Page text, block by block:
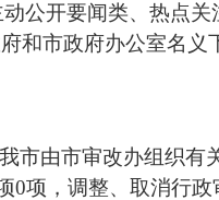
公开要闻类、热点
和市政府办公室名
市由市审改办组织
项，调整、取消行政